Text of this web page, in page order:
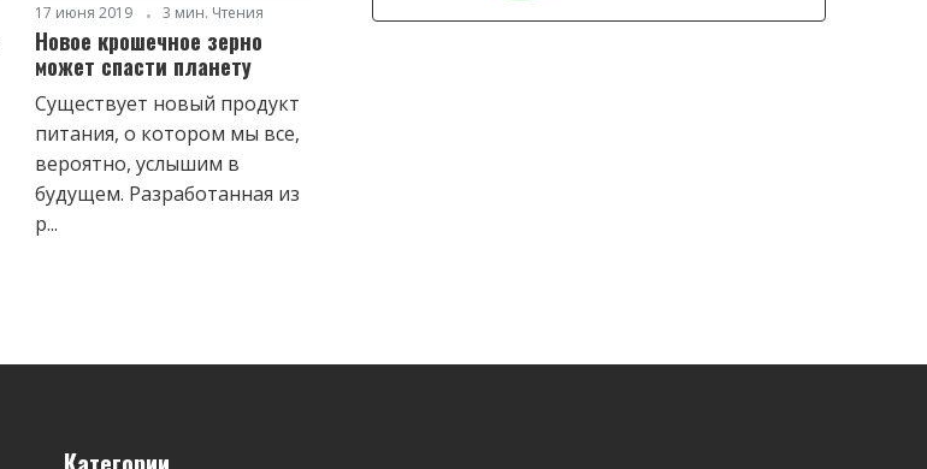
17 июня 2019 3 мин. Чтения
Новое крошечное зерно
может спасти планету
Существует новый продукт
питания, о котором мы все,
вероятно, услышим в
будущем. Разработанная из
р...